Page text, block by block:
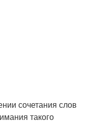
сочетания слов
такого